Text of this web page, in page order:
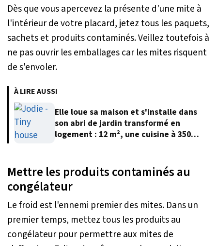
Dès que vous apercevez la présente d'une mite à
l'intérieur de votre placard, jetez tous les paquets,
sachets et produits contaminés. Veillez toutefois à
ne pas ouvrir les emballages car les mites risquent
de s'envoler.
À LIRE AUSSI
Elle loue sa maison et s'installe dans
son abri de jardin transformé en
logement : 12 m², une cuisine à 350
Mettre les produits contaminés au
congélateur
Le froid est l'ennemi premier des mites. Dans un
premier temps, mettez tous les produits au
congélateur pour permettre aux mites de